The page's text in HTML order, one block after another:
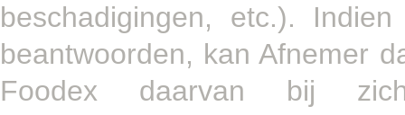
beschadigingen, etc.).
beantwoorden, kan Afnemer
Foodex daarvan bij